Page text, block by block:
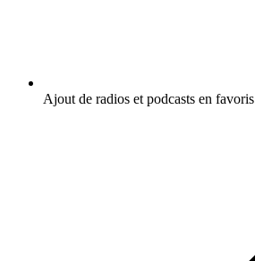
Ajout de radios et podcasts en favoris